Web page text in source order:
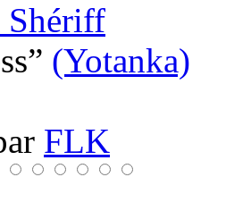
Shériff
(Yotanka)
FLK